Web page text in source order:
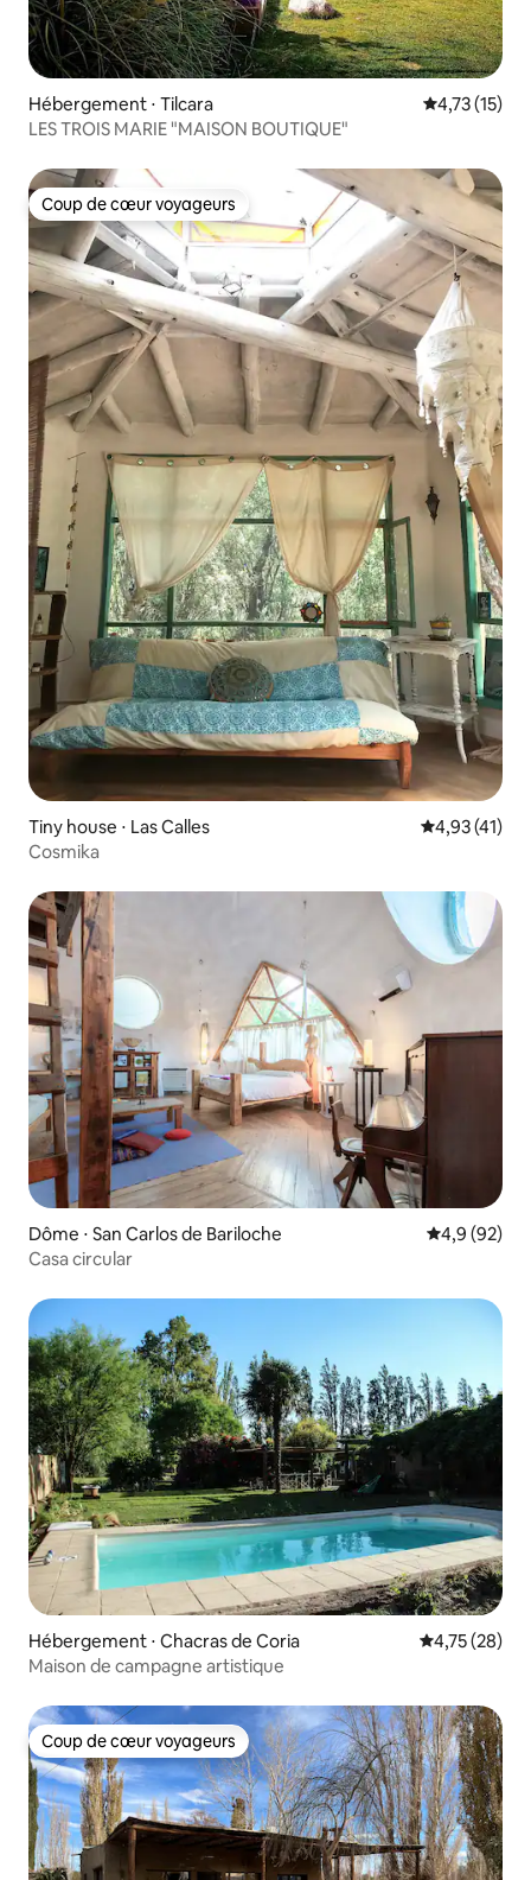
Hébergement ⋅ Tilcara Évaluation
4,73 (15)
LES TROIS MARIE "MAISON BOUTIQUE"
Coup de cœur voyageurs
Coup de cœur voyageurs
Tiny house ⋅ Las Calles Évaluation
4,93 (41)
Cosmika
Dôme ⋅ San Carlos de Bariloche Évaluation
4,9 (92)
Casa circular
Hébergement ⋅ Chacras de Coria Évaluation
4,75 (28)
Maison de campagne artistique
Coup de cœur voyageurs
Coup de cœur voyageurs